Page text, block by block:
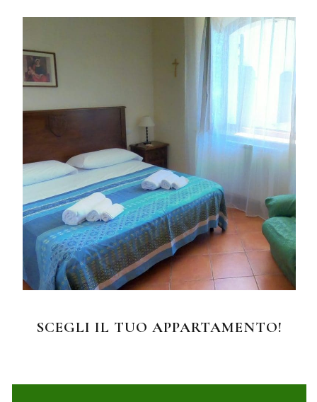
SCEGLI IL TUO APPARTAMENTO!